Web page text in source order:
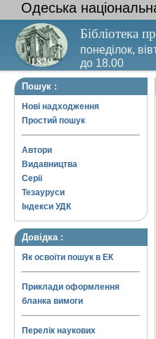
Одеська
Бібліотека
понеділок,
до 18.00
Вихідний
Пошук :
Нові надходження
Простий пошук
Автори
Видавництва
Серії
Тезауруси
Індекси УДК
Довідка :
Як освоїти пошук в ЕК
Приклади оформлення
бланка вимоги
Перелік наукових